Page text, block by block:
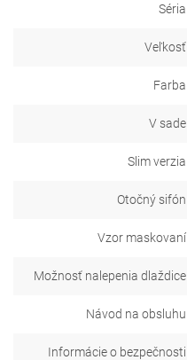
Séria
Veľkosť
Farba
V sade
Slim verzia
Otočný sifón
Vzor maskovaní
Možnosť nalepenia dlaždice
Návod na obsluhu
Informácie o bezpečnosti